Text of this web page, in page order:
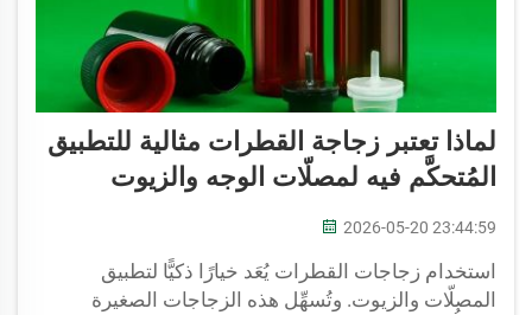
لماذا تعتبر زجاجة القطرات مثالية للتطبيق
المُتحكَّم فيه لمصلّات الوجه والزيوت
2026-05-20 23:44:59
استخدام زجاجات القطرات يُعَد خيارًا ذكيًّا لتطبيق
المصلّات والزيوت. وتُسهِّل هذه الزجاجات الصغيرة